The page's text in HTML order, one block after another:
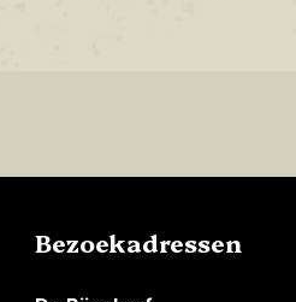
Bezoekadressen